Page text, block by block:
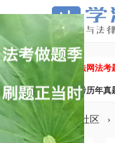
学法网法考
法考历年真
» 社区 ›